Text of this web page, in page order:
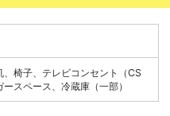
、椅子、テレビコンセント（CS
スペース、冷蔵庫（一部）